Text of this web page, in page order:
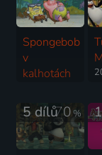
Spongebob
v
kalhotách
70%
5 dílů